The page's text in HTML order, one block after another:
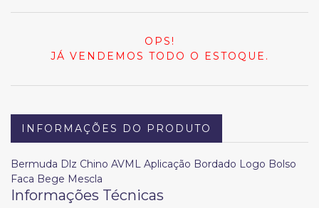
OPS!
JÁ VENDEMOS TODO O ESTOQUE.
INFORMAÇÕES DO PRODUTO
Bermuda Dlz Chino AVML Aplicação Bordado Logo Bolso
Faca Bege Mescla
Informações Técnicas